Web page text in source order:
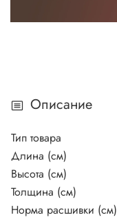
Описание
Тип товара
Длина (см)
Высота (см)
Толщина (см)
Норма расшивки (см)